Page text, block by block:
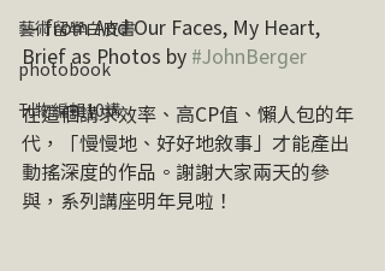
藝術留學白皮書
photobook
刊物編輯10講
— from And Our Faces, My Heart,
Brief as Photos by #JohnBerger
在這個講求效率、高CP值、懶人包的年
代，「慢慢地、好好地敘事」才能產出
動搖深度的作品。謝謝大家兩天的參
與，系列講座明年見啦！